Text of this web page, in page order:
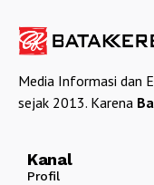
Media Informasi dan
sejak 2013. Karena
Kanal
Profil